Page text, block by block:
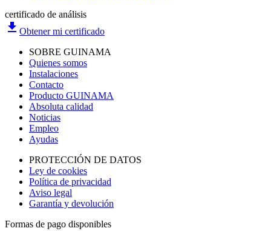
certificado de análisis
file_download Obtener mi certificado
SOBRE GUINAMA
Quienes somos
Instalaciones
Contacto
Producto GUINAMA
Absoluta calidad
Noticias
Empleo
Ayudas
PROTECCIÓN DE DATOS
Ley de cookies
Política de privacidad
Aviso legal
Garantía y devolución
Formas de pago disponibles